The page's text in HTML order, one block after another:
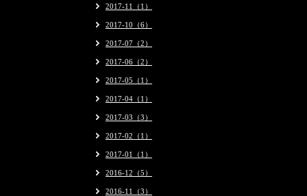
2017-11（1）
2017-10（6）
2017-07（2）
2017-06（2）
2017-05（1）
2017-04（1）
2017-03（3）
2017-02（1）
2017-01（1）
2016-12（5）
2016-11（3）